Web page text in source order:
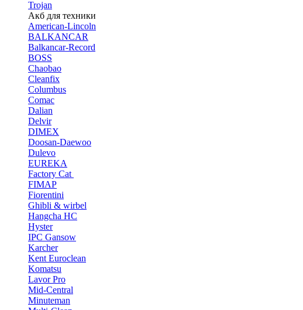
Trojan
Акб для техники
American-Lincoln
BALKANCAR
Balkancar-Record
BOSS
Chaobao
Cleanfix
Columbus
Comac
Dalian
Delvir
DIMEX
Doosan-Daewoo
Dulevo
EUREKA
Factory Cat
FIMAP
Fiorentini
Ghibli & wirbel
Hangcha HC
Hyster
IPC Gansow
Karcher
Kent Euroclean
Komatsu
Lavor Pro
Mid-Central
Minuteman